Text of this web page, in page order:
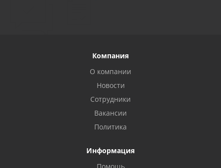
Компания
О компании
Новости
Сотрудники
Вакансии
Политика
Информация